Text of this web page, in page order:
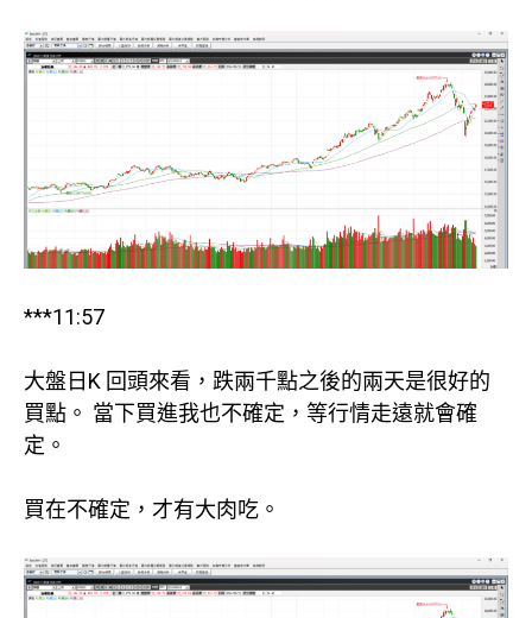
***11:57
大盤日K 回頭來看，跌兩千點之後的兩天是很好的
買點。 當下買進我也不確定，等行情走遠就會確
定。
買在不確定，才有大肉吃。